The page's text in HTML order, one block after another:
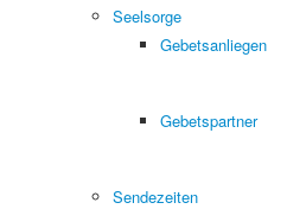
Seelsorge
Gebetsanliegen
Gebetspartner
Sendezeiten